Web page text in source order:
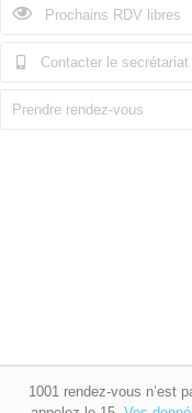
Prochains RDV libres
Contacter le secrétariat
Prendre rendez-vous
1001 rendez-vous n’est